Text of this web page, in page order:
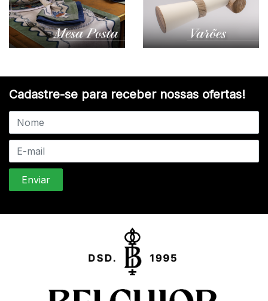
Cadastre-se para receber nossas ofertas!